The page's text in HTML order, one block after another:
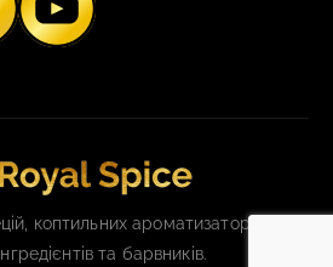
коптильних ароматизаторів,
та барвників.